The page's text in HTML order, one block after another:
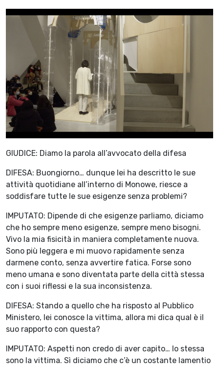
GIUDICE: Diamo la parola all’avvocato della difesa
DIFESA: Buongiorno… dunque lei ha descritto le sue
attività quotidiane all’interno di Monowe, riesce a
soddisfare tutte le sue esigenze senza problemi?
IMPUTATO: Dipende di che esigenze parliamo, diciamo
che ho sempre meno esigenze, sempre meno bisogni.
Vivo la mia fisicità in maniera completamente nuova.
Sono più leggera e mi muovo rapidamente senza
darmene conto, senza avvertire fatica. Forse sono
meno umana e sono diventata parte della città stessa
con i suoi riflessi e la sua inconsistenza.
DIFESA: Stando a quello che ha risposto al Pubblico
Ministero, lei conosce la vittima, allora mi dica qual è il
suo rapporto con questa?
IMPUTATO: Aspetti non credo di aver capito… Io stessa
sono la vittima. Sì diciamo che c’è un costante lamentio